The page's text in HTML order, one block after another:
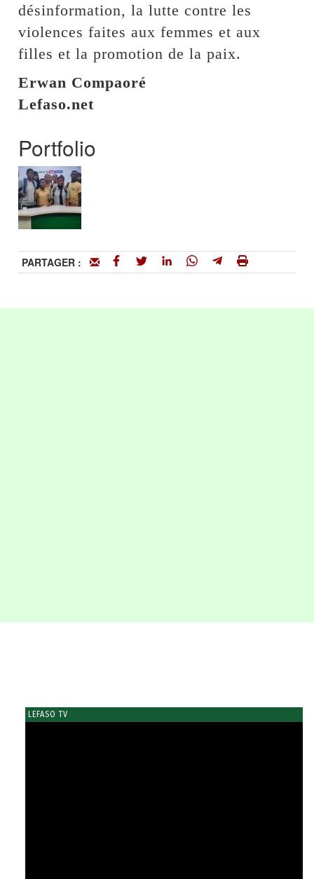
désinformation, la lutte contre les
violences faites aux femmes et aux
filles et la promotion de la paix.
Erwan Compaoré
Lefaso.net
Portfolio
PARTAGER :
LEFASO TV